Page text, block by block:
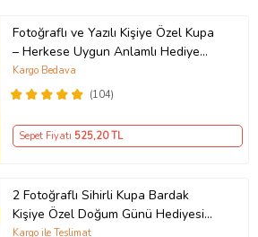
Fotoğraflı ve Yazılı Kişiye Özel Kupa
– Herkese Uygun Anlamlı Hediye
Porselen Baskılı Kupa (Beyaz)
(104)
Kargo Bedava
Sepet Fiyatı 525,20 TL
2 Fotoğraflı Sihirli Kupa Bardak
Kişiye Özel Doğum Günü Hediyesi
Sevgiliye Hediye Anneye Babaya
Kargo ile Teslimat